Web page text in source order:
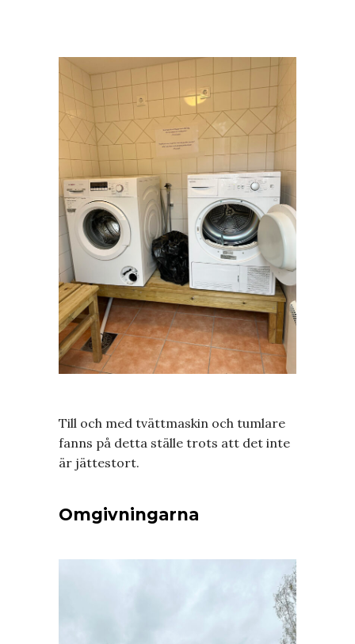
Till och med tvättmaskin och tumlare
fanns på detta ställe trots att det inte
är jättestort.
Omgivningarna